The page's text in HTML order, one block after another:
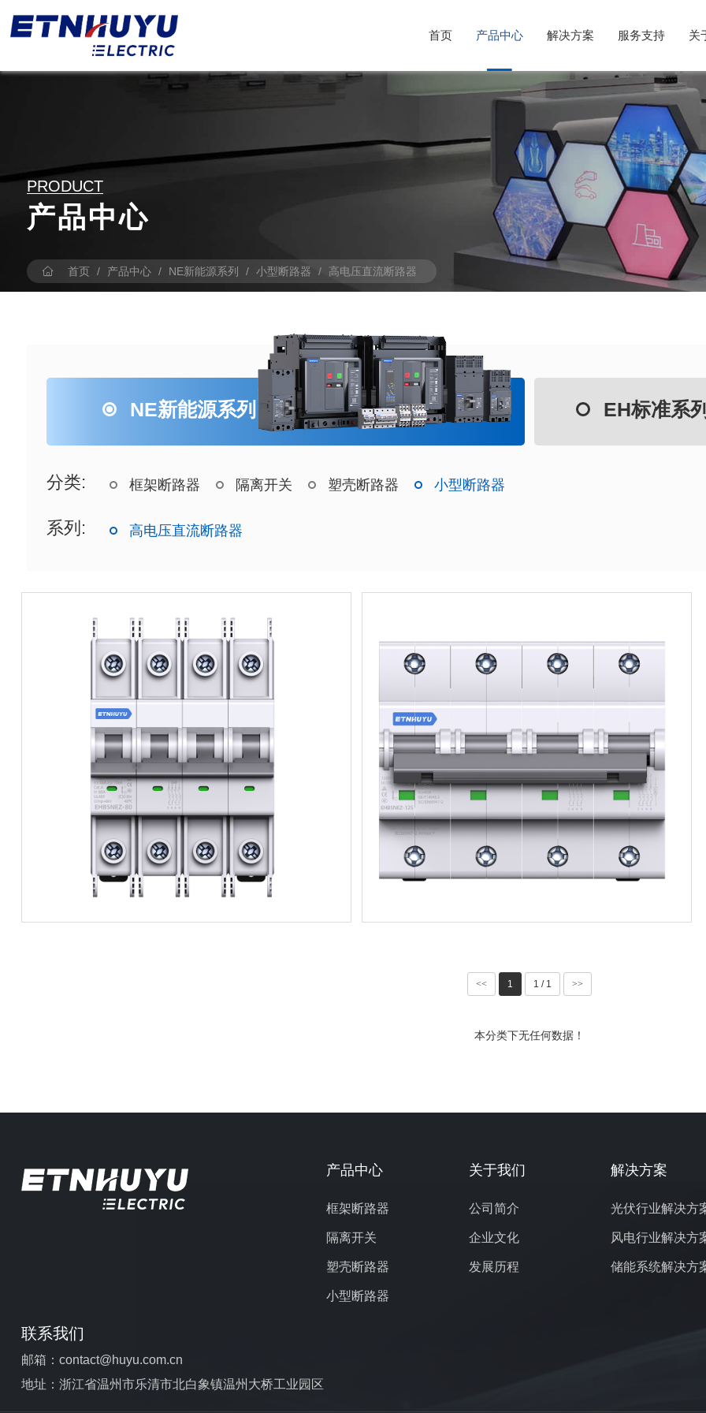
首页 产品中心 解决方案 服务支持 关
公司简介
企业文化
发展历程
PRODUCT
产品中心
首页 / 产品中心 / NE新能源系列 / 小型断路器 / 高电压直流断路器
NE新能源系列 EH标准系
分类: 框架断路器 隔离开关 塑壳断路器 小型断路器
系列: 高电压直流断路器
<< 1 1 / 1 >>
本分类下无任何数据！
产品中心
框架断路器
隔离开关
塑壳断路器
小型断路器
关于我们
公司简介
企业文化
发展历程
解决方案
光伏行业解决方
风电行业解决方
储能系统解决方
联系我们
邮箱：contact@huyu.com.cn
地址：浙江省温州市乐清市北白象镇温州大桥工业园区